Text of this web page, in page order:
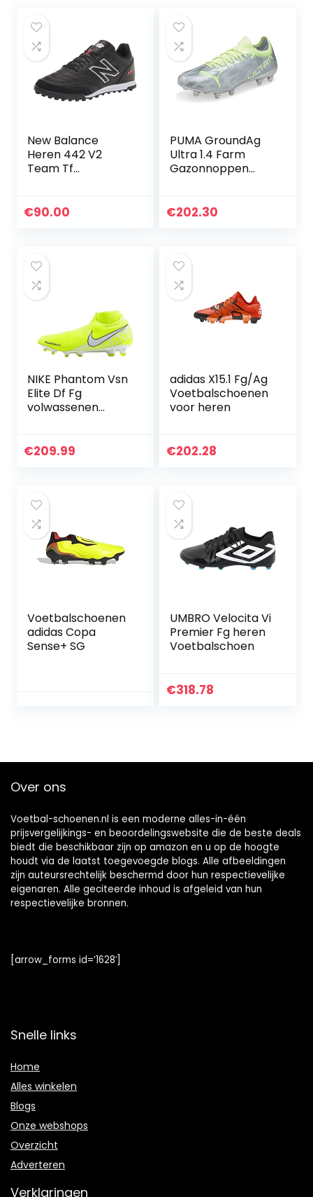
New Balance
Heren 442 V2
Team Tf
€90.00
PUMA GroundAg
Ultra 1.4 Farm
Gazonnoppen
€202.30
NIKE Phantom Vsn
Elite Df Fg
volwassenen
€209.99
adidas X15.1 Fg/Ag
Voetbalschoenen
voor heren
€202.28
Voetbalschoenen
adidas Copa
Sense+ SG
UMBRO Velocita Vi
Premier Fg heren
Voetbalschoen
€318.78
Over ons
Voetbal-schoenen.nl is een moderne alles-in-één
prijsvergelijkings- en beoordelingswebsite die de beste deals
biedt die beschikbaar zijn op amazon en u op de hoogte
houdt via de laatst toegevoegde blogs. Alle afbeeldingen
zijn auteursrechtelijk beschermd door hun respectievelijke
eigenaren. Alle geciteerde inhoud is afgeleid van hun
respectievelijke bronnen.
[arrow_forms id=’1628′]
Snelle links
Home
Alles winkelen
Blogs
Onze webshops
Overzicht
Adverteren
Verklaringen